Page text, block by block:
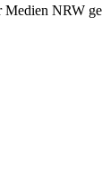
Medien NRW